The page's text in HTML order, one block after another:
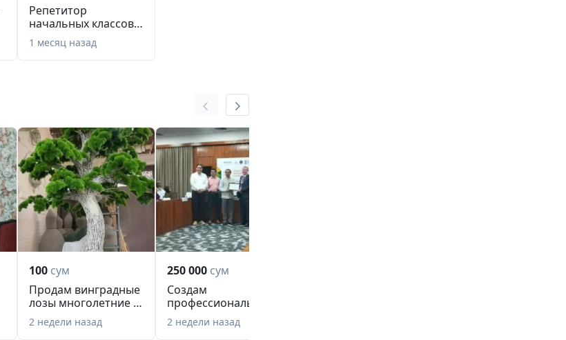
Репетитор
начальных классов +
подготовка к школе
1 месяц назад
100 сум
Продам винградные
лозы многолетние и
тутовое дерев...
2 недели назад
250 000 сум
Создам
профессиональные
Резюме, CV на
английском,р...
2 недели назад